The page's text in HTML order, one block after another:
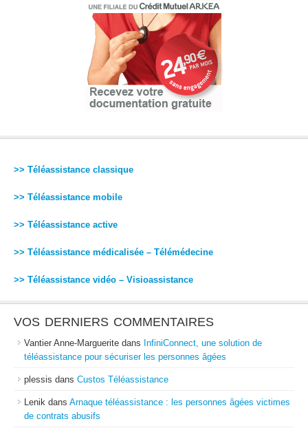
>> Téléassistance classique
>> Téléassistance mobile
>> Téléassistance active
>> Téléassistance médicalisée – Télémédecine
>> Téléassistance vidéo – Visioassistance
VOS DERNIERS COMMENTAIRES
Vantier Anne-Marguerite dans InfiniConnect, une solution de
téléassistance pour sécuriser les personnes âgées
plessis dans Custos Téléassistance
Lenik dans Arnaque téléassistance : les personnes âgées victimes
de contrats abusifs